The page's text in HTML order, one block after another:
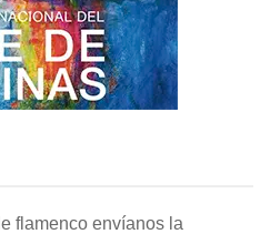
flamenco envíanos la